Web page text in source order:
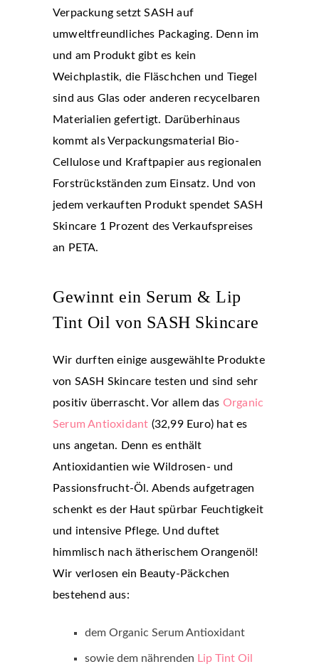
Verpackung setzt SASH auf
umweltfreundliches Packaging. Denn im
und am Produkt gibt es kein
Weichplastik, die Fläschchen und Tiegel
sind aus Glas oder anderen recycelbaren
Materialien gefertigt. Darüberhinaus
kommt als Verpackungsmaterial Bio-
Cellulose und Kraftpapier aus regionalen
Forstrückständen zum Einsatz. Und von
jedem verkauften Produkt spendet SASH
Skincare 1 Prozent des Verkaufspreises
an PETA.
Gewinnt ein Serum & Lip
Tint Oil von SASH Skincare
Wir durften einige ausgewählte Produkte
von SASH Skincare testen und sind sehr
positiv überrascht. Vor allem das Organic
Serum Antioxidant (32,99 Euro) hat es
uns angetan. Denn es enthält
Antioxidantien wie Wildrosen- und
Passionsfrucht-Öl. Abends aufgetragen
schenkt es der Haut spürbar Feuchtigkeit
und intensive Pflege. Und duftet
himmlisch nach ätherischem Orangenöl!
Wir verlosen ein Beauty-Päckchen
bestehend aus:
dem Organic Serum Antioxidant
sowie dem nährenden Lip Tint Oil